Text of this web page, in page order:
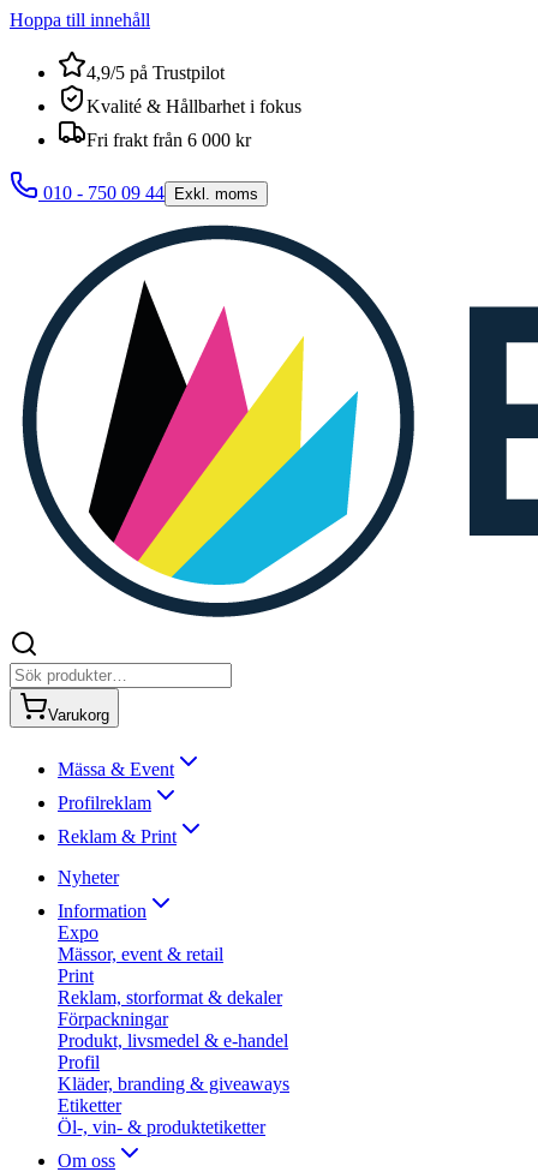
Hoppa till innehåll
4,9/5 på Trustpilot
Kvalité & Hållbarhet i fokus
Fri frakt från 6 000 kr
010 - 750 09 44 Exkl. moms
Varukorg
Mässa & Event
Profilreklam
Reklam & Print
Nyheter
Information
Expo
Mässor, event & retail
Print
Reklam, storformat & dekaler
Förpackningar
Produkt, livsmedel & e-handel
Profil
Kläder, branding & giveaways
Etiketter
Öl-, vin- & produktetiketter
Om oss